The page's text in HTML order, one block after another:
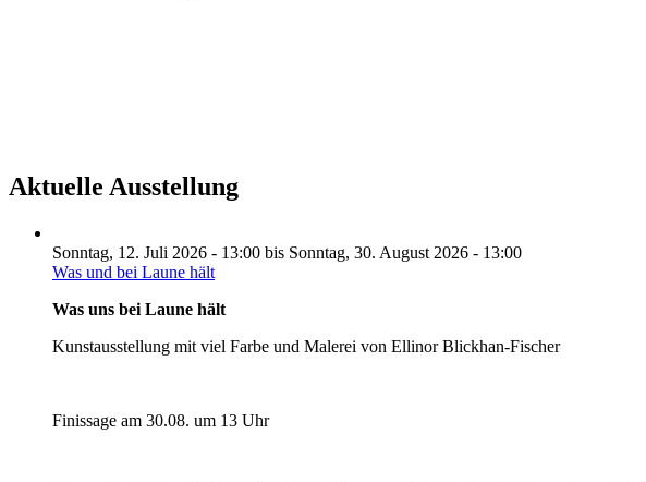
Aktuelle Ausstellung
Sonntag, 12. Juli 2026 - 13:00 bis Sonntag, 30. August 2026 - 13:00
Was und bei Laune hält
Was uns bei Laune hält
Kunstausstellung mit viel Farbe und Malerei von Ellinor Blickhan-Fischer
Finissage am 30.08. um 13 Uhr